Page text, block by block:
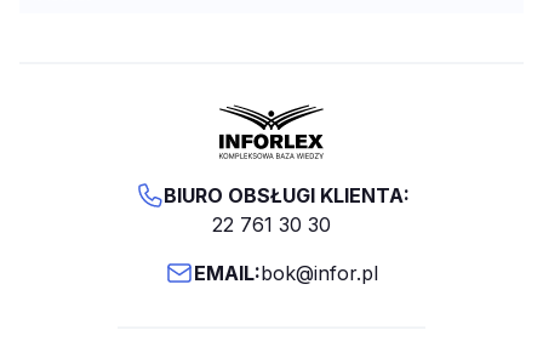
BIURO OBSŁUGI KLIENTA:
22 761 30 30
EMAIL:bok@infor.pl